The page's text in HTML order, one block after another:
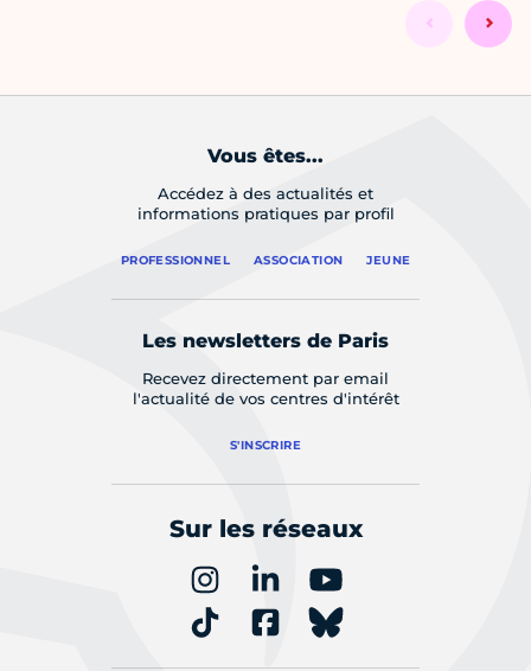
Vous êtes...
Accédez à des actualités et
informations pratiques par profil
PROFESSIONNEL ASSOCIATION JEUNE
Les newsletters de Paris
Recevez directement par email
l'actualité de vos centres d'intérêt
S'INSCRIRE
Sur les réseaux